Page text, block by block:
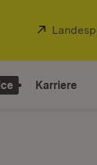
Extern:
Karriere